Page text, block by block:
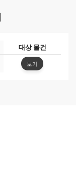
대상 물건
보기